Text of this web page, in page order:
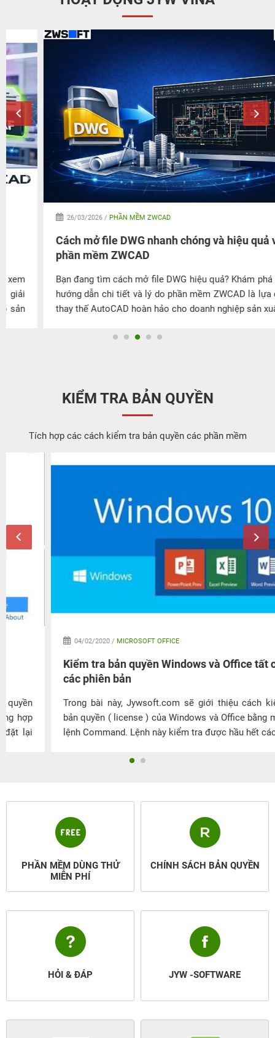
26/03/2026 /PHẦN MỀM ZWCAD
Cách mở file DWG nhanh chóng và hiệu quả với
phần mềm ZWCAD
Bạn đang tìm cách mở file DWG hiệu quả? Khám phá ngay
hướng dẫn chi tiết và lý do phần mềm ZWCAD là lựa chọn
thay thế AutoCAD hoàn hảo cho doanh nghiệp sản xuất.
KIỂM TRA BẢN QUYỀN
Tích hợp các cách kiểm tra bản quyền các phần mềm
04/02/2020 / MICROSOFT OFFICE
Kiểm tra bản quyền Windows và Office tất cả
các phiên bản
Trong bài này, Jywsoft.com sẽ giới thiệu cách kiểm tra
bản quyền ( license ) của Windows và Office bằng một file
lệnh Command. Lệnh này kiểm tra được hầu hết các Phiên
PHẦN MỀM DÙNG THỬ
MIỄN PHÍ
CHÍNH SÁCH BẢN QUYỀN
HỎI & ĐÁP JYW -SOFTWARE